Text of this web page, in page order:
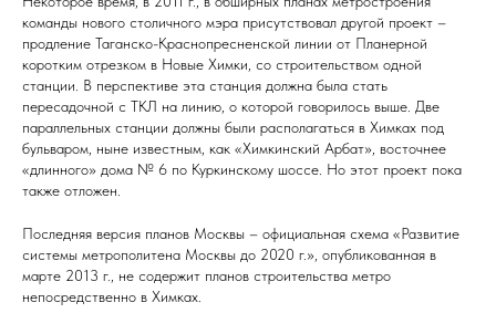
команды нового столичного мэра присутствовал другой проект –
продление Таганско-Краснопресненской линии от Планерной
коротким отрезком в Новые Химки, со строительством одной
станции. В перспективе эта станция должна была стать
пересадочной с ТКЛ на линию, о которой говорилось выше. Две
параллельных станции должны были располагаться в Химках под
бульваром, ныне известным, как «Химкинский Арбат», восточнее
«длинного» дома № 6 по Куркинскому шоссе. Но этот проект пока
также отложен.
Последняя версия планов Москвы – официальная схема «Развитие
системы метрополитена Москвы до 2020 г.», опубликованная в
марте 2013 г., не содержит планов строительства метро
непосредственно в Химках.